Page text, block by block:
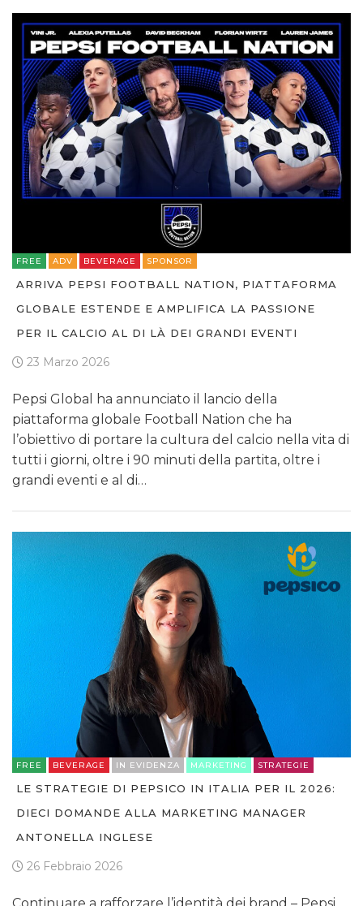
FREE ADV BEVERAGE SPONSOR
ARRIVA PEPSI FOOTBALL NATION, PIATTAFORMA
GLOBALE ESTENDE E AMPLIFICA LA PASSIONE
PER IL CALCIO AL DI LÀ DEI GRANDI EVENTI
23 Marzo 2026
Pepsi Global ha annunciato il lancio della
piattaforma globale Football Nation che ha
l’obiettivo di portare la cultura del calcio nella vita di
tutti i giorni, oltre i 90 minuti della partita, oltre i
grandi eventi e al di…
FREE BEVERAGE IN EVIDENZA MARKETING STRATEGIE
LE STRATEGIE DI PEPSICO IN ITALIA PER IL 2026:
DIECI DOMANDE ALLA MARKETING MANAGER
ANTONELLA INGLESE
26 Febbraio 2026